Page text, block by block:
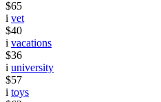
$65
i vet
$40
i vacations
$36
i university
$57
i toys